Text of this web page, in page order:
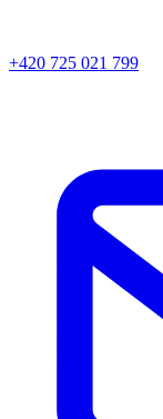
+420 725 021 799